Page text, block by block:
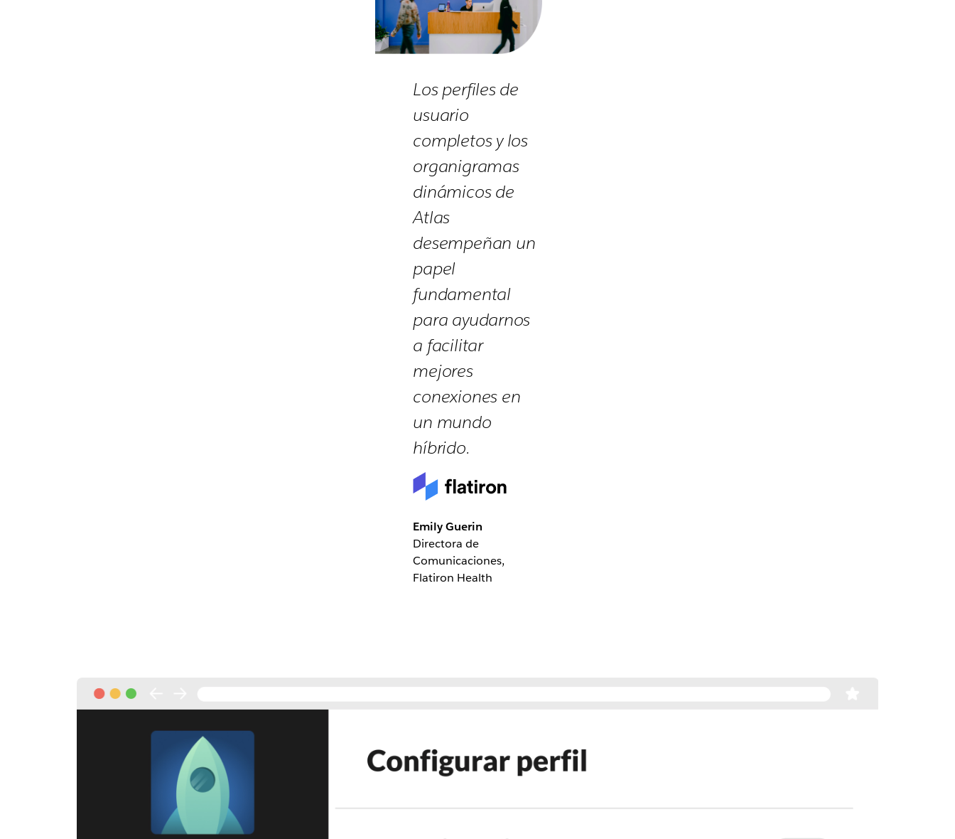
Los perfiles de
usuario
completos y los
organigramas
dinámicos de
Atlas
desempeñan un
papel
fundamental
para ayudarnos
a facilitar
mejores
conexiones en
un mundo
híbrido.
Emily Guerin
Directora de
Comunicaciones,
Flatiron Health